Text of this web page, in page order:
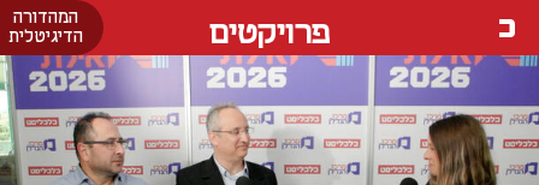
המהדורה
הדיגיטלית
פרויקטים